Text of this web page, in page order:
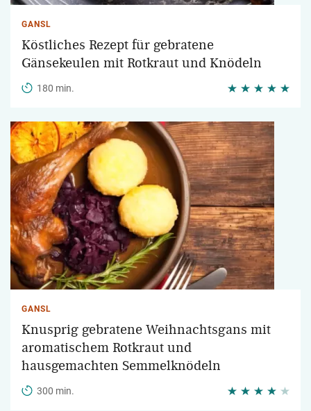
GANSL
Köstliches Rezept für gebratene
Gänsekeulen mit Rotkraut und Knödeln
180 min.
GANSL
Knusprig gebratene Weihnachtsgans mit
aromatischem Rotkraut und
hausgemachten Semmelknödeln
300 min.